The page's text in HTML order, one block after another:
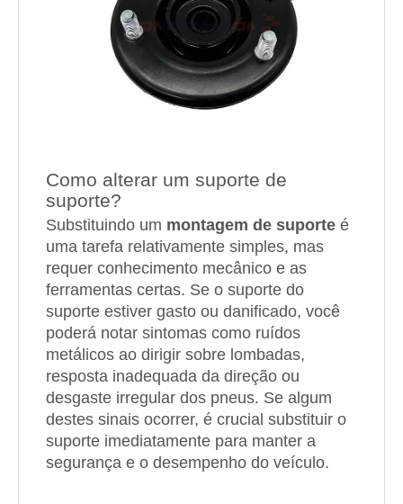
Como alterar um suporte de
suporte?
Substituindo um montagem de suporte é
uma tarefa relativamente simples, mas
requer conhecimento mecânico e as
ferramentas certas. Se o suporte do
suporte estiver gasto ou danificado, você
poderá notar sintomas como ruídos
metálicos ao dirigir sobre lombadas,
resposta inadequada da direção ou
desgaste irregular dos pneus. Se algum
destes sinais ocorrer, é crucial substituir o
suporte imediatamente para manter a
segurança e o desempenho do veículo.